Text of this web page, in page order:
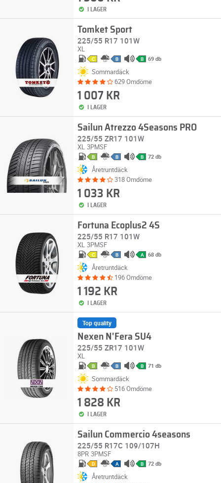
I LAGER
Tomket Sport
225/55 R17 101W
XL
C B B 69 db
Sommardäck
629 Omdöme
1 007 KR
I LAGER
Sailun Atrezzo 4Seasons PRO
225/55 ZR17 101W
XL 3PMSF
B B B 72 db
Åretruntdäck
318 Omdöme
1 033 KR
I LAGER
Fortuna Ecoplus2 4S
225/55 R17 101W
XL 3PMSF
C B A 68 db
Åretruntdäck
196 Omdöme
1 192 KR
I LAGER
Top quality
Nexen N'Fera SU4
225/55 ZR17 101W
XL
B B B 71 db
Sommardäck
516 Omdöme
1 828 KR
I LAGER
Sailun Commercio 4seasons
225/55 R17C 109/107H
8PR 3PMSF
D A B 72 db
Åretruntdäck